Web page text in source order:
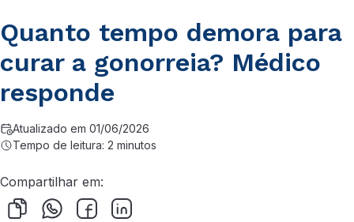
Quanto tempo demora para
curar a gonorreia? Médico
responde
Atualizado em 01/06/2026
Tempo de leitura: 2 minutos
Compartilhar em: